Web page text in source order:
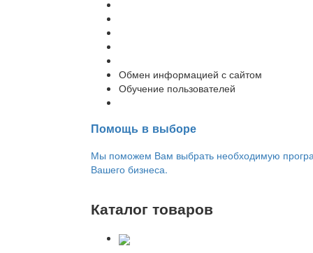
Обмен информацией с сайтом
Обучение пользователей
Помощь в выборе
Мы поможем Вам выбрать необходимую
Вашего бизнеса.
Каталог товаров